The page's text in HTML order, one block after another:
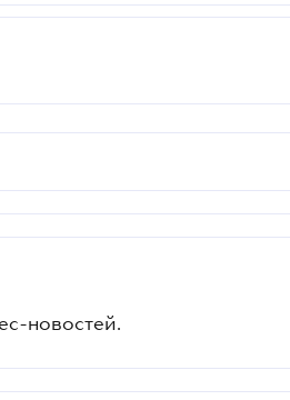
новостей.